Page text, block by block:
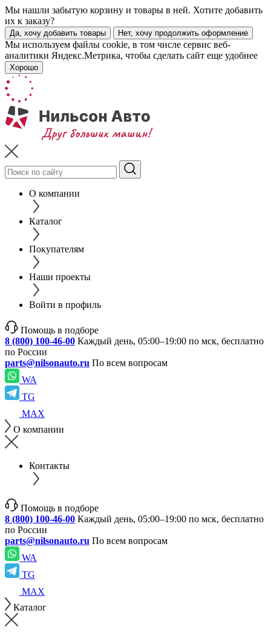
Мы нашли забытую корзину и товары в ней. Хотите добавить
их к заказу?
Да, хочу добавить товары Нет, хочу продолжить оформление
Мы используем файлы cookie, в том числе сервис веб-
аналитики Яндекс.Метрика, чтобы сделать сайт еще удобнее
Хорошо
О компании
Каталог
Покупателям
Наши проекты
Войти в профиль
Помощь в подборе
8 (800) 100-46-00 Каждый день, 05:00–19:00 по мск, бесплатно
по России
parts@nilsonauto.ru По всем вопросам
WA
TG
MAX
О компании
Контакты
Помощь в подборе
8 (800) 100-46-00 Каждый день, 05:00–19:00 по мск, бесплатно
по России
parts@nilsonauto.ru По всем вопросам
WA
TG
MAX
Каталог